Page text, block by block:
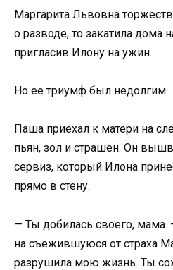
Маргарита Львовна
о разводе, то закатила дома
пригласив Илону на ужин.
Но ее триумф был недолгим.
Паша приехал к матери на
пьян, зол и страшен. Он
сервиз, который Илона
прямо в стену.
— Ты добилась своего, мама.
на съежившуюся от страха
разрушила мою жизнь. Ты